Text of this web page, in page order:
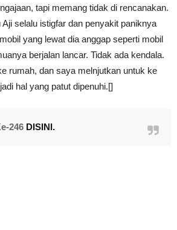
tapi memang tidak di rencanakan.
selalu istigfar dan penyakit paniknya
yang lewat dia anggap seperti mobil
berjalan lancar. Tidak ada kendala.
rumah, dan saya melnjutkan untuk ke
hal yang patut dipenuhi.[]
246 DISINI.